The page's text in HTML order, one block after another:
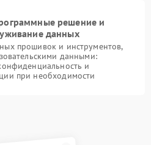
решение и
данных
прошивок и инструментов,
данными:
и
при необходимости